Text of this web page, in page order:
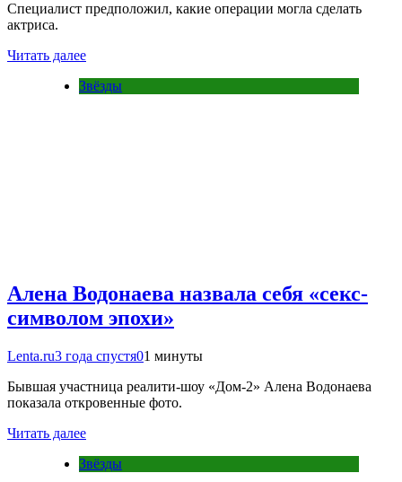
Специалист предположил, какие операции могла сделать
актриса.
Читать далее
Звёзды
Алена Водонаева назвала себя «секс-
символом эпохи»
Lenta.ru3 года спустя01 минуты
Бывшая участница реалити-шоу «Дом-2» Алена Водонаева
показала откровенные фото.
Читать далее
Звёзды